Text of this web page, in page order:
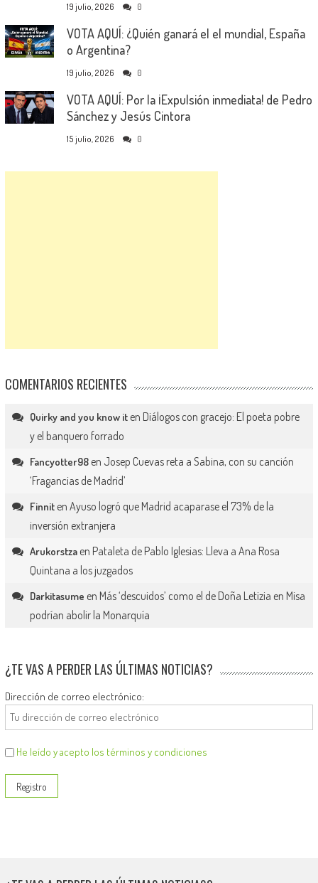
19 julio, 2026 0
VOTA AQUÍ: ¿Quién ganará el el mundial, España
o Argentina?
19 julio, 2026 0
VOTA AQUÍ: Por la ¡Expulsión inmediata! de Pedro
Sánchez y Jesús Cintora
15 julio, 2026 0
COMENTARIOS RECIENTES
Quirky and you know iten Diálogos con gracejo: El poeta pobre
y el banquero forrado
Fancyotter98en Josep Cuevas reta a Sabina, con su canción
‘Fragancias de Madrid’
Finniten Ayuso logró que Madrid acaparase el 73% de la
inversión extranjera
Arukorstzaen Pataleta de Pablo Iglesias: Lleva a Ana Rosa
Quintana a los juzgados
Darkitasume en Más ‘descuidos’ como el de Doña Letizia en Misa
podrían abolir la Monarquía
¿TE VAS A PERDER LAS ÚLTIMAS NOTICIAS?
Dirección de correo electrónico:
He leído y acepto los términos y condiciones